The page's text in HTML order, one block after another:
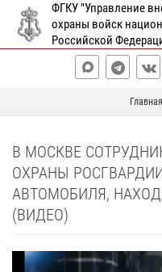
ФГКУ "Управление
охраны войск
Российской
Главная
В МОСКВЕ
ОХРАНЫ
АВТОМОБИЛЯ,
(ВИДЕО)